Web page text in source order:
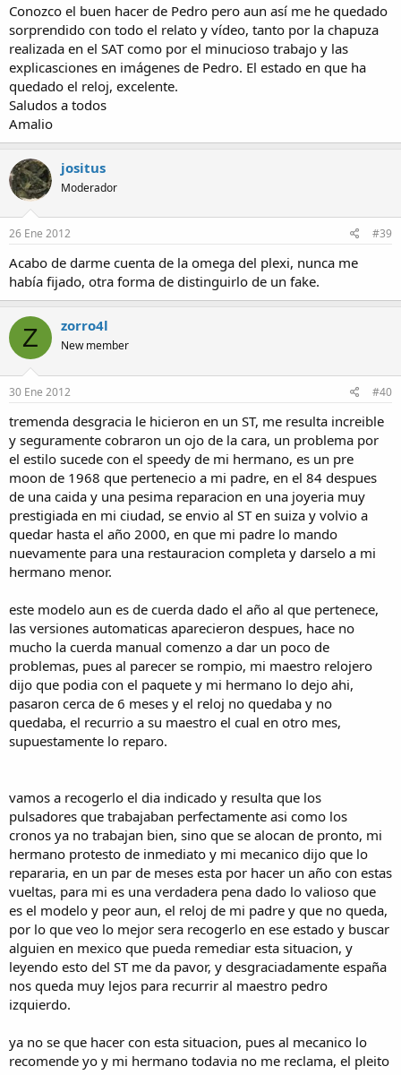
Conozco el buen hacer de Pedro pero aun así me he quedado
sorprendido con todo el relato y vídeo, tanto por la chapuza
realizada en el SAT como por el minucioso trabajo y las
explicasciones en imágenes de Pedro. El estado en que ha
quedado el reloj, excelente.
Saludos a todos
Amalio
jositus
Moderador
26 Ene 2012 #39
Acabo de darme cuenta de la omega del plexi, nunca me
había fijado, otra forma de distinguirlo de un fake.
Z zorro4l
New member
30 Ene 2012 #40
tremenda desgracia le hicieron en un ST, me resulta increible
y seguramente cobraron un ojo de la cara, un problema por
el estilo sucede con el speedy de mi hermano, es un pre
moon de 1968 que pertenecio a mi padre, en el 84 despues
de una caida y una pesima reparacion en una joyeria muy
prestigiada en mi ciudad, se envio al ST en suiza y volvio a
quedar hasta el año 2000, en que mi padre lo mando
nuevamente para una restauracion completa y darselo a mi
hermano menor.
este modelo aun es de cuerda dado el año al que pertenece,
las versiones automaticas aparecieron despues, hace no
mucho la cuerda manual comenzo a dar un poco de
problemas, pues al parecer se rompio, mi maestro relojero
dijo que podia con el paquete y mi hermano lo dejo ahi,
pasaron cerca de 6 meses y el reloj no quedaba y no
quedaba, el recurrio a su maestro el cual en otro mes,
supuestamente lo reparo.
vamos a recogerlo el dia indicado y resulta que los
pulsadores que trabajaban perfectamente asi como los
cronos ya no trabajan bien, sino que se alocan de pronto, mi
hermano protesto de inmediato y mi mecanico dijo que lo
repararia, en un par de meses esta por hacer un año con estas
vueltas, para mi es una verdadera pena dado lo valioso que
es el modelo y peor aun, el reloj de mi padre y que no queda,
por lo que veo lo mejor sera recogerlo en ese estado y buscar
alguien en mexico que pueda remediar esta situacion, y
leyendo esto del ST me da pavor, y desgraciadamente españa
nos queda muy lejos para recurrir al maestro pedro
izquierdo.
ya no se que hacer con esta situacion, pues al mecanico lo
recomende yo y mi hermano todavia no me reclama, el pleito